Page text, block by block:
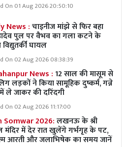
On 01 Aug 2026 20:50:10
News :चाइनीज मांझे से फिर बहा
पुल पर वैभव का गला कटने के
घायल
On 02 Aug 2026 08:38:39
News :12 साल की मासूम से
लड़कों ने किया सामूहिक दुष्कर्म, गन्ने
जाकर की दरिंदगी
On 02 Aug 2026 11:17:00
Somwar 2026:लखनऊ के श्री
मंदिर में देर रात खुलेंगे गर्भगृह के पट,
आरती और जलाभिषेक का समय जानें